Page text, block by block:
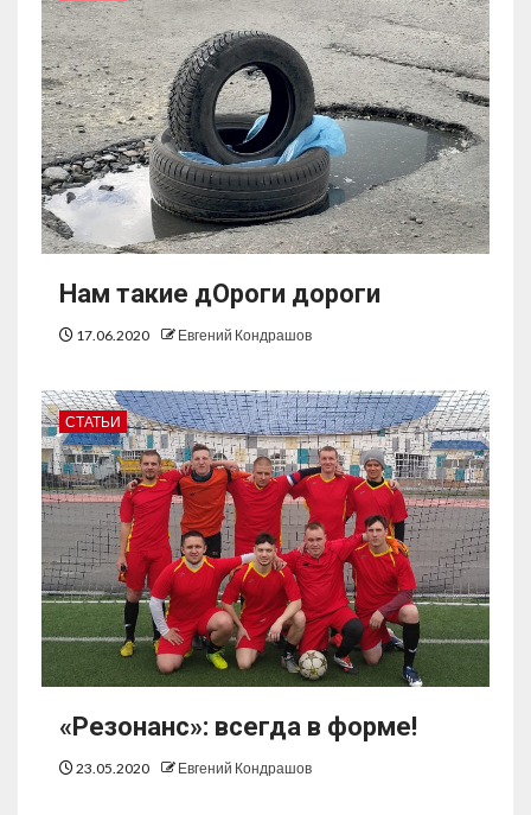
Нам такие дОроги дороги
17.06.2020 Евгений Кондрашов
СТАТЬИ
«Резонанс»: всегда в форме!
23.05.2020 Евгений Кондрашов